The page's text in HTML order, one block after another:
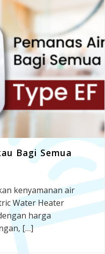
Bagi Semua
kenyamanan air
Water Heater
harga
[…]